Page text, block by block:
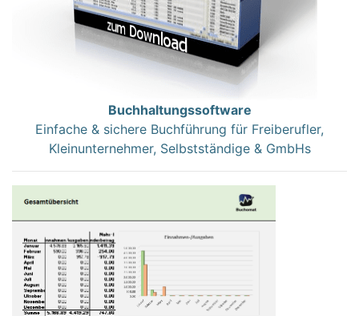
Buchhaltungssoftware
Einfache & sichere Buchführung für Freiberufler,
Kleinunternehmer, Selbstständige & GmbHs